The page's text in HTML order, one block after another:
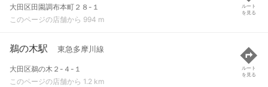
大田区田園調布本町２８-１
このページの店舗から 994 m
ルート
を見る
鵜の木駅 東急多摩川線
大田区鵜の木２-４-１
このページの店舗から 1.2 km
ルート
を見る